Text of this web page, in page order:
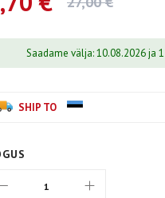
Saadame välja: 10.08.2026 ja
SHIP TO